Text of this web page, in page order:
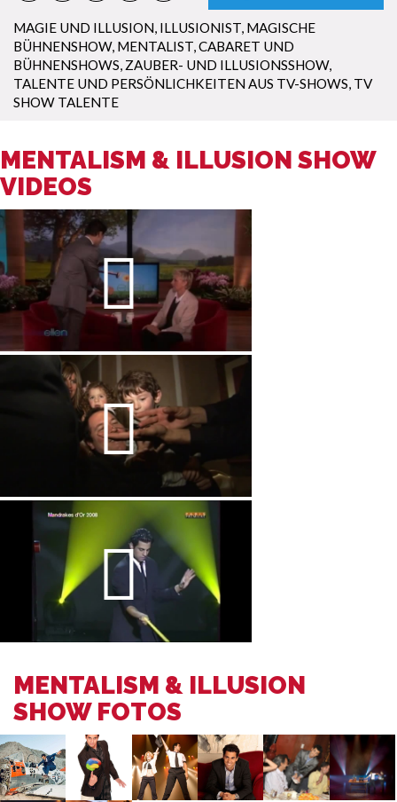
MAGIE UND ILLUSION, ILLUSIONIST, MAGISCHE
BÜHNENSHOW, MENTALIST,CABARET UND
BÜHNENSHOWS, ZAUBER- UND ILLUSIONSSHOW,
TALENTE UND PERSÖNLICHKEITEN AUS TV-SHOWS, TV
SHOW TALENTE
MENTALISM & ILLUSION SHOW
VIDEOS
MENTALISM & ILLUSION
SHOW FOTOS